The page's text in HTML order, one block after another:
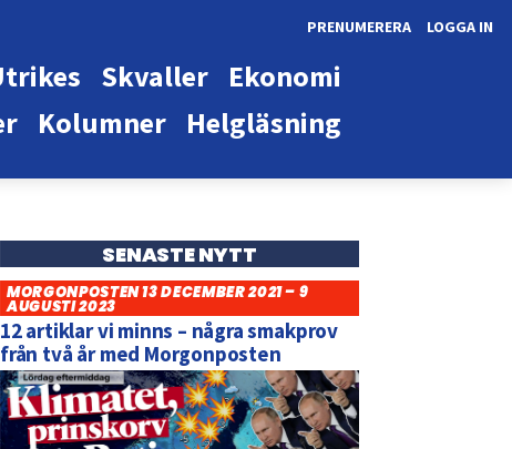
LOGGA IN
PRENUMERERA
Ekonomi
Skvaller
Helgläsning
Kolumner
SENASTE NYTT
MORGONPOSTEN 13 DECEMBER 2021 – 9
AUGUSTI 2023
12 artiklar vi minns – några smakprov
från två år med Morgonposten